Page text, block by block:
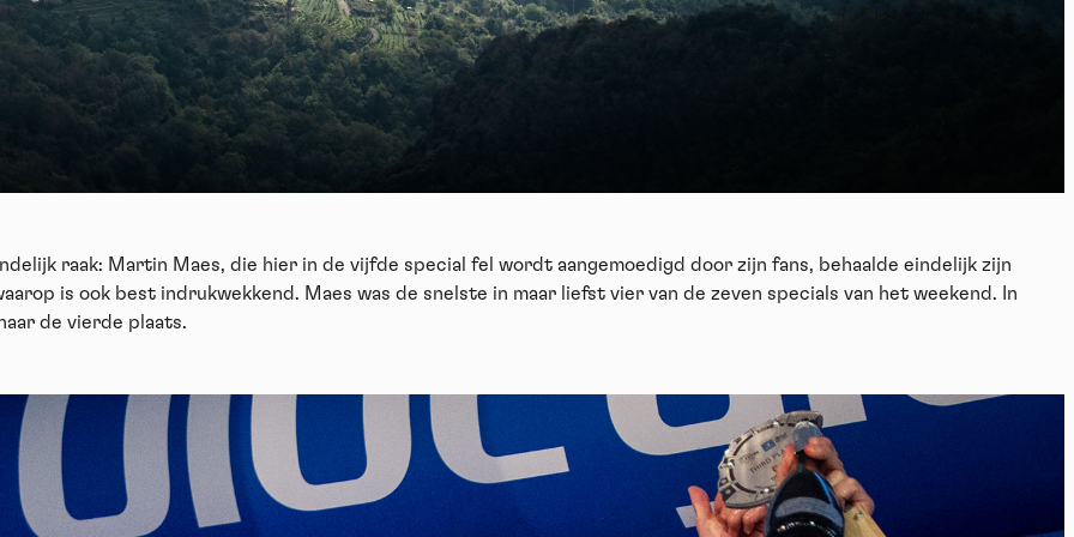
raak: Martin Maes, die hier in de vijfde special fel wordt aangemoedigd door zijn fans, behaalde eindelijk zijn
is ook best indrukwekkend. Maes was de snelste in maar liefst vier van de zeven specials van het weekend. In
de vierde plaats.